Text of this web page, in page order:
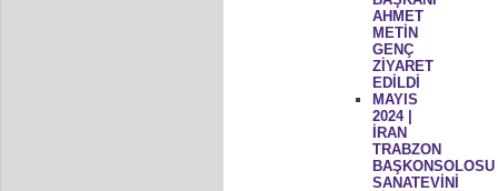
AHMET
METİN
GENÇ
ZİYARET
EDİLDİ
MAYIS
2024 |
İRAN
TRABZON
BAŞKONSOLOSU
SANATEVİNİ